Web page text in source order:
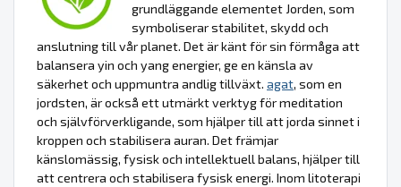
grundläggande elementet Jorden, som
symboliserar stabilitet, skydd och
anslutning till vår planet. Det är känt för sin förmåga att
balansera yin och yang energier, ge en känsla av
säkerhet och uppmuntra andlig tillväxt. agat, som en
jordsten, är också ett utmärkt verktyg för meditation
och självförverkligande, som hjälper till att jorda sinnet i
kroppen och stabilisera auran. Det främjar
känslomässig, fysisk och intellektuell balans, hjälper till
att centrera och stabilisera fysisk energi. Inom litoterapi